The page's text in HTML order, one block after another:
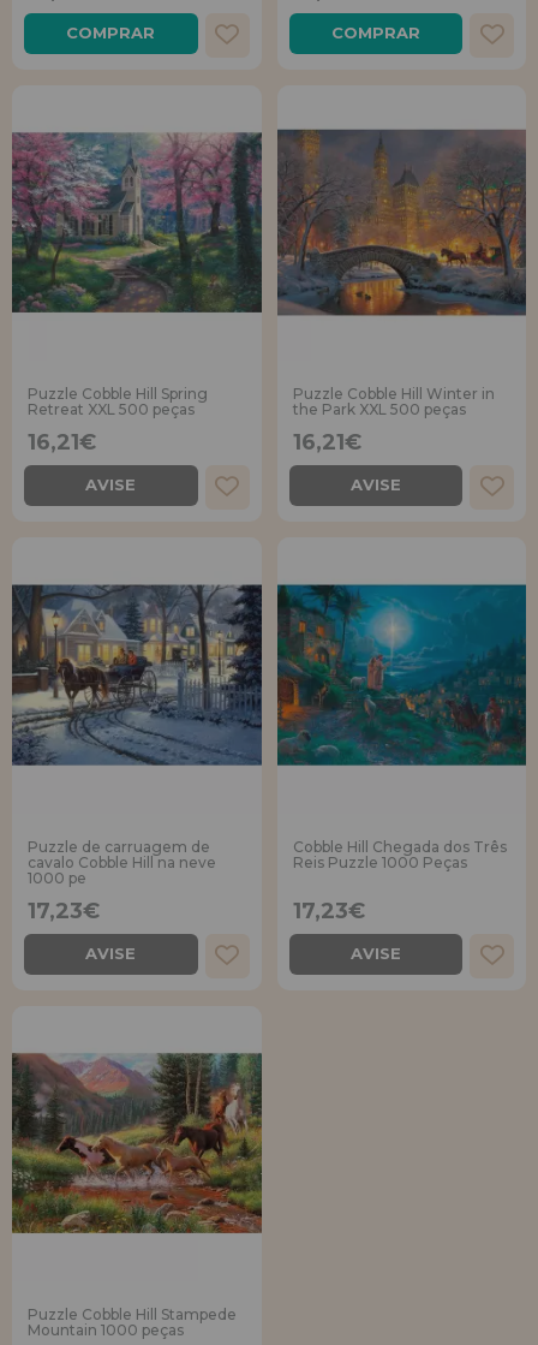
REGISTRO DE REVENDEDOR
COMPRAR COMPRAR
Puzzle Cobble Hill Spring
Retreat XXL 500 peças
16,21€
AVISE
Puzzle Cobble Hill Winter in
the Park XXL 500 peças
16,21€
AVISE
Puzzle de carruagem de
cavalo Cobble Hill na neve
1000 pe
17,23€
AVISE
Cobble Hill Chegada dos Três
Reis Puzzle 1000 Peças
17,23€
AVISE
Puzzle Cobble Hill Stampede
Mountain 1000 peças